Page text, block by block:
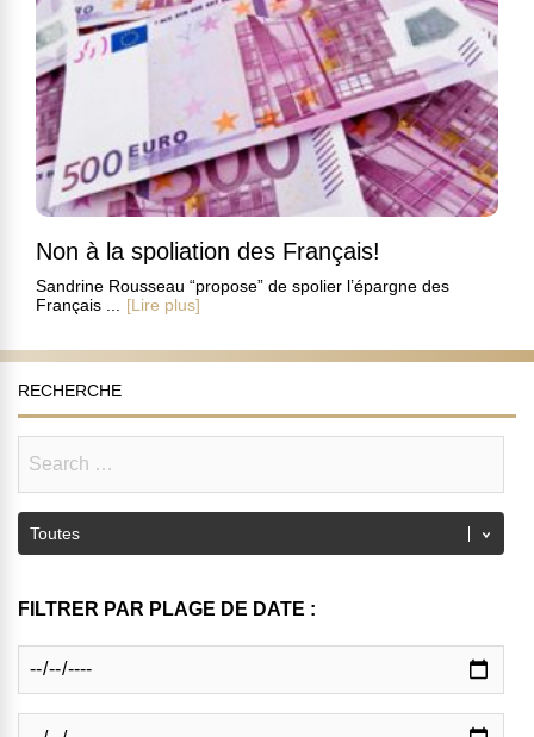
Non à la spoliation des Français!
Sandrine Rousseau “propose” de spolier l’épargne des
Français ...
[Lire plus]
RECHERCHE
FILTRER PAR PLAGE DE DATE :